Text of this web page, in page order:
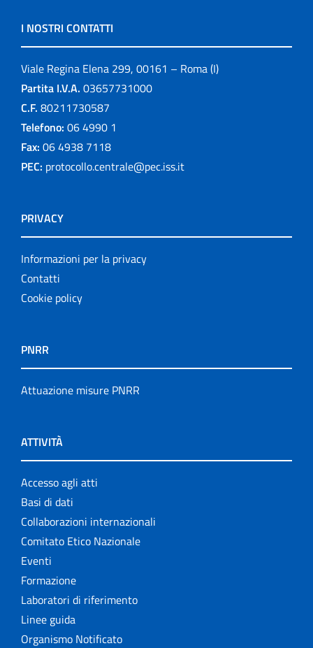
I NOSTRI CONTATTI
Viale Regina Elena 299, 00161 – Roma (I)
Partita I.V.A. 03657731000
C.F. 80211730587
Telefono: 06 4990 1
Fax: 06 4938 7118
PEC: protocollo.centrale@pec.iss.it
PRIVACY
Informazioni per la privacy
Contatti
Cookie policy
PNRR
Attuazione misure PNRR
ATTIVITÀ
Accesso agli atti
Basi di dati
Collaborazioni internazionali
Comitato Etico Nazionale
Eventi
Formazione
Laboratori di riferimento
Linee guida
Organismo Notificato